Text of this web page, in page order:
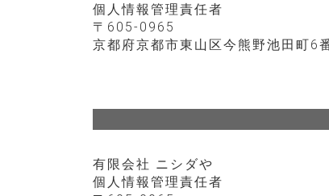
個人情報管理責任者
605-0965
京都府京都市東山区今熊野池田町6
有限会社 ニシダや
個人情報管理責任者